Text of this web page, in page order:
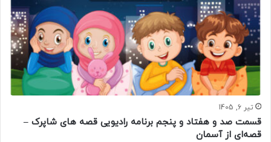
تیر 6, 1405
قسمت صد و هفتاد و پنجم برنامه رادیویی قصه های شاپرک –
قصه‌ای از آسمان